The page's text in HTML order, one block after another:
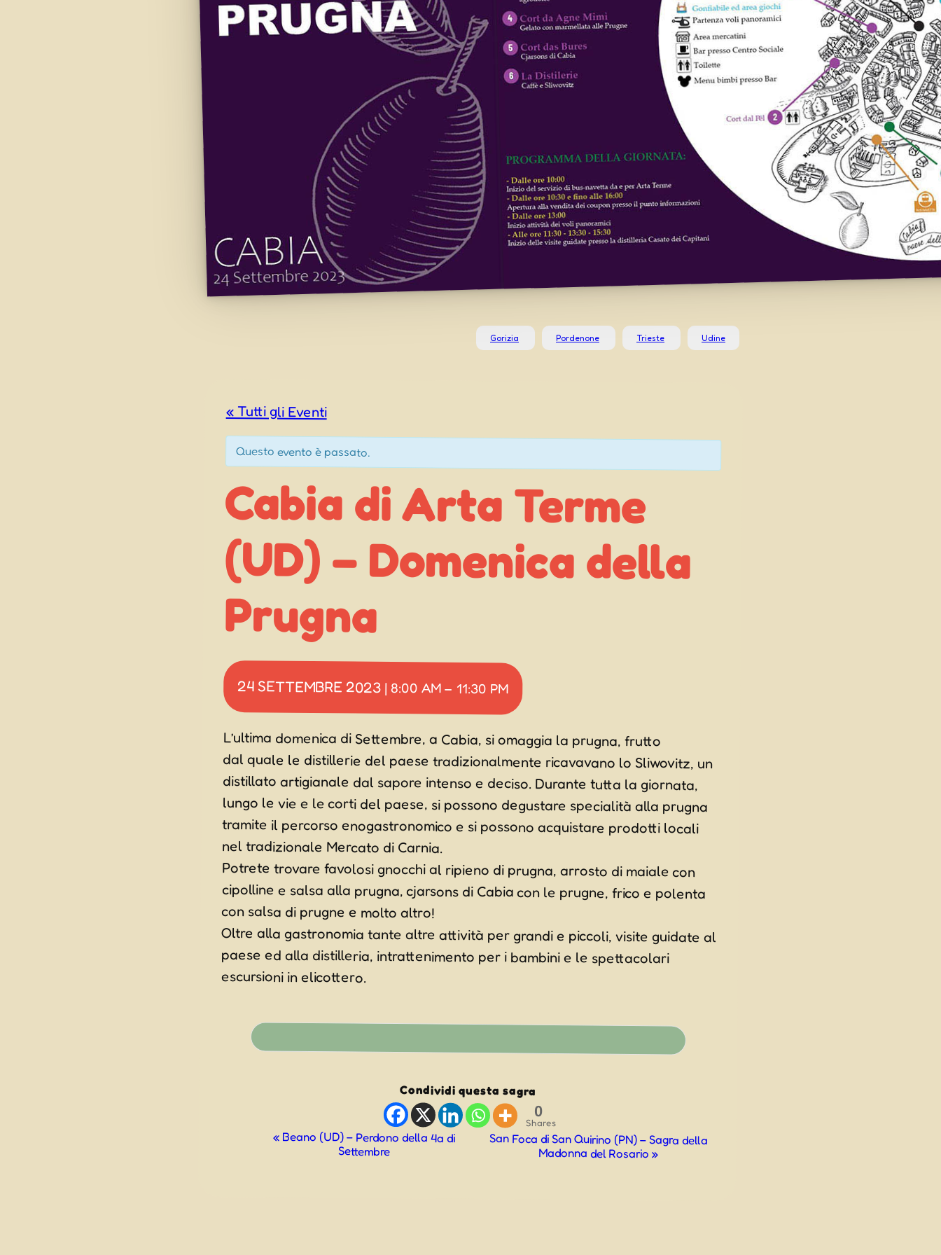
Gorizia Pordenone Trieste Udine
« Tutti gli Eventi
Questo evento è passato.
Cabia di Arta Terme
(UD) – Domenica della
Prugna
24 SETTEMBRE 2023 | 8:00 AM– 11:30 PM
L’ultima domenica di Settembre, a Cabia, si omaggia la prugna, frutto
dal quale le distillerie del paese tradizionalmente ricavavano lo Sliwovitz, un
distillato artigianale dal sapore intenso e deciso. Durante tutta la giornata,
lungo le vie e le corti del paese, si possono degustare specialità alla prugna
tramite il percorso enogastronomico e si possono acquistare prodotti locali
nel tradizionale Mercato di Carnia.
Potrete trovare favolosi gnocchi al ripieno di prugna, arrosto di maiale con
cipolline e salsa alla prugna, cjarsons di Cabia con le prugne, frico e polenta
con salsa di prugne e molto altro!
Oltre alla gastronomia tante altre attività per grandi e piccoli, visite guidate al
paese ed alla distilleria, intrattenimento per i bambini e le spettacolari
escursioni in elicottero.
Condividi questa sagra
0
Shares
Evento
« Beano (UD) – Perdono della 4a di
Settembre
San Foca di San Quirino (PN) – Sagra della
Madonna del Rosario»